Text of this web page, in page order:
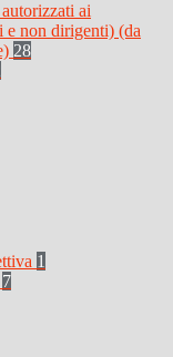
ai
e non dirigenti) (da
28
1
7